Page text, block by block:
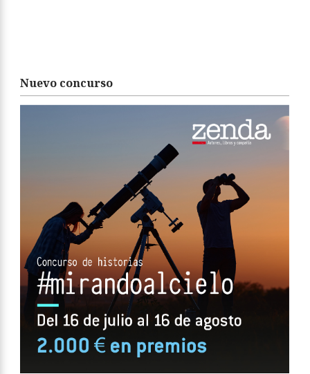
Nuevo concurso